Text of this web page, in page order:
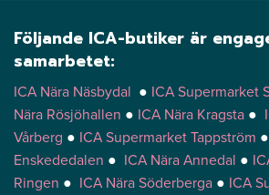
Följande ICA-butiker är
samarbetet:
ICA Nära Näsbydal ● ICA Supermarket
Nära Rösjöhallen ● ICA Nära Kragsta ●
Vårberg ● ICA Supermarket Tappström ●
Enskededalen ● ICA Nära Annedal ●
Ringen ● ICA Nära Söderberga ● ICA